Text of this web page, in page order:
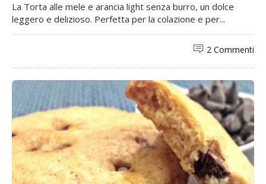
La Torta alle mele e arancia light senza burro, un dolce
leggero e delizioso. Perfetta per la colazione e per...
2 Commenti